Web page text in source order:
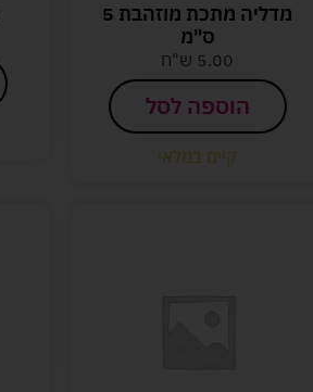
מדליה מתכת מוזהבת 5
ס"מ
5.00 ש"ח
הוספה לסל
קיים במלאי